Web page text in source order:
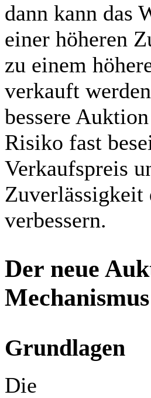
dann kann das
einer höheren
zu einem
verkauft
bessere
Risiko fast
Verkaufspreis
Zuverlässigkeit
verbessern.
Der neue
Mechanismus
Grundlagen
Die